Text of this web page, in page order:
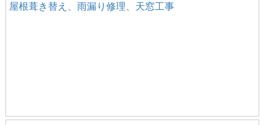
屋根葺き替え、雨漏り修理、天窓工事